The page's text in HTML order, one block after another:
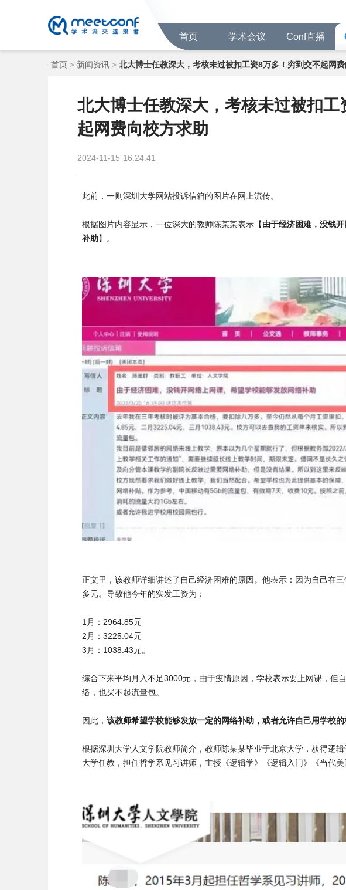
首页 学术会议 Conf直播
首页 > 新闻资讯 > 北大博士任教深大，考核未过被扣工资8万多！穷到交不起网
北大博士任教深大，考核未过被扣
起网费向校方求助
2024-11-15 16:24:41
此前，一则深圳大学网站投诉信箱的图片在网上流传。
根据图片内容显示，一位深大的教师陈某某表示【由于经济困难，没钱
补助】。
正文里，该教师详细讲述了自己经济困难的原因。他表示：因为自己在
多元。导致他今年的实发工资为：
1月：2964.85元
2月：3225.04元
3月：1038.43元。
综合下来平均月入不足3000元，由于疫情原因，学校表示要上网课，但
络，也买不起流量包。
因此， 该教师希望学校能够发放一定的网络补助，或者允许自己用学校的
根据深圳大学人文学院教师简介，教师陈某某毕业于北京大学，获得逻
大学任教，担任哲学系见习讲师，主授《逻辑学》《逻辑入门》《当代美